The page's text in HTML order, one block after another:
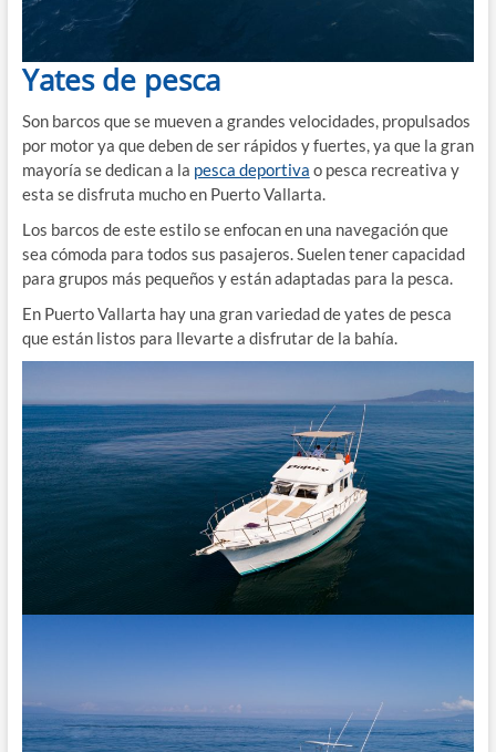
Yates de pesca
Son barcos que se mueven a grandes velocidades, propulsados
por motor ya que deben de ser rápidos y fuertes, ya que la gran
mayoría se dedican a la pesca deportiva o pesca recreativa y
esta se disfruta mucho en Puerto Vallarta.
Los barcos de este estilo se enfocan en una navegación que
sea cómoda para todos sus pasajeros. Suelen tener capacidad
para grupos más pequeños y están adaptadas para la pesca.
En Puerto Vallarta hay una gran variedad de yates de pesca
que están listos para llevarte a disfrutar de la bahía.